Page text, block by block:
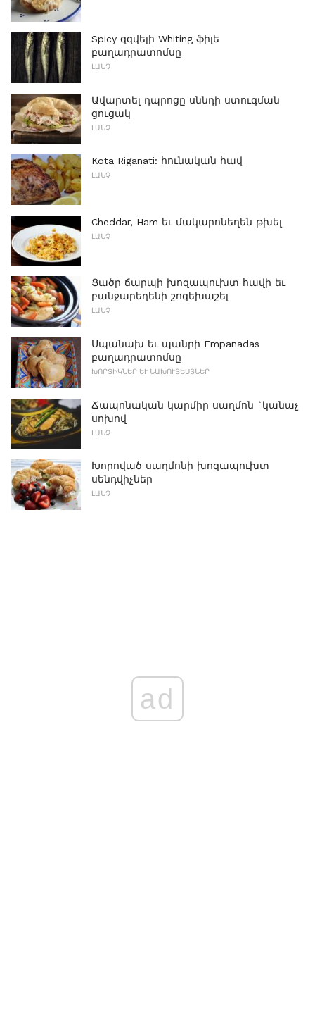
Spicy զզվելի Whiting ֆիլե
բաղադրատոմսը
ԼԱՆՉ
Ավարտել դպրոցը սննդի ստուգման
ցուցակ
ԼԱՆՉ
Kota Riganati: հունական հավ
ԼԱՆՉ
Cheddar, Ham եւ մակարոնեղեն թխել
ԼԱՆՉ
Ցածր ճարպի խոզապուխտ հավի եւ
բանջարեղենի շոգեխաշել
ԼԱՆՉ
Սպանախ եւ պանրի Empanadas
բաղադրատոմսը
ԽՈՐՏԻԿՆԵՐ ԵՒ ՆԱԽՈՒՏԵՍՏՆԵՐ
Ճապոնական կարմիր սաղմոն `կանաչ
սոխով
ԼԱՆՉ
Խորոված սաղմոնի խոզապուխտ
սենդվիչներ
ԼԱՆՉ
ad